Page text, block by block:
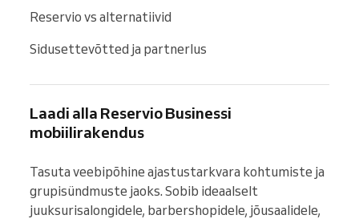
Reservio vs alternatiivid
Sidusettevõtted ja partnerlus
Laadi alla Reservio Businessi
mobiilirakendus
Tasuta veebipõhine ajastustarkvara kohtumiste ja
grupisündmuste jaoks. Sobib ideaalselt
juuksurisalongidele, barbershopidele, jõusaalidele,